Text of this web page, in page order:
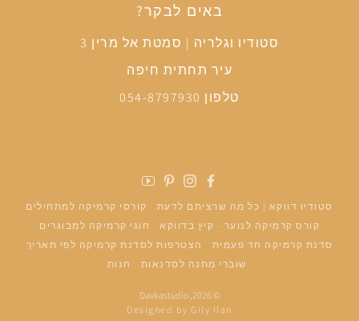
באים לבקר?
סטודיו וגלריה | סמטת אל מרין 3
עיר תחתית חיפה
טלפון 054-8797930
סטודיו דווקא | כל מה שרציתם לדעת
קורסי קרמיקה למתחילים
קורס קרמיקה לנוער - קיץ בדווקא
חוגי קרמיקה למבוגרים
סדנת קרמיקה חד פעמית
הצטרפות לסדנת קרמיקה לפי תאריך
שוברי מתנה לסדנאות
חנות
© 2026,
Davkastudio
Designed by Gily Ilan